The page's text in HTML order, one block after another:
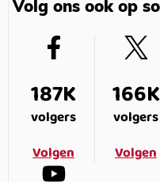
Volg ons ook op
187K
volgers
Volgen
166K
volgers
Volgen